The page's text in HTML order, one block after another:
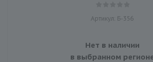
Артикул: Б-356
Нет в наличии
в выбранном